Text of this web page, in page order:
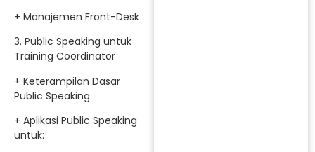
+ Manajemen Front-Desk
3. Public Speaking untuk
Training Coordinator
+ Keterampilan Dasar
Public Speaking
+ Aplikasi Public Speaking
untuk: